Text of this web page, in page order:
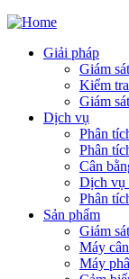
Giải pháp
Giám
Kiểm
Giám
Dịch vụ
Phân
Phân
Cân
Dịch vụ
Phân
Sản phẩm
Giám
Máy
Máy